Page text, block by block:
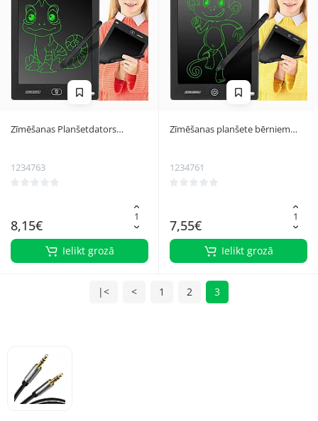
Zīmēšanas Planšetdators
1234763
8,15€
Ielikt grozā
Zīmēšanas planšete bērniem
1234761
7,55€
Ielikt grozā
|< < 1 2 3